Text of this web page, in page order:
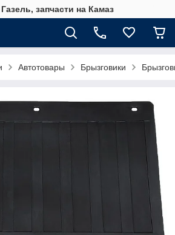
запчасти на Камаз
Автотовары Брызговики